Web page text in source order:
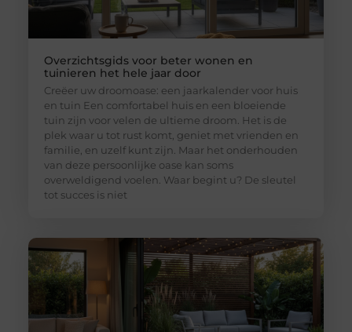
Overzichtsgids voor beter wonen en
tuinieren het hele jaar door
Creëer uw droomoase: een jaarkalender voor huis
en tuin Een comfortabel huis en een bloeiende
tuin zijn voor velen de ultieme droom. Het is de
plek waar u tot rust komt, geniet met vrienden en
familie, en uzelf kunt zijn. Maar het onderhouden
van deze persoonlijke oase kan soms
overweldigend voelen. Waar begint u? De sleutel
tot succes is niet